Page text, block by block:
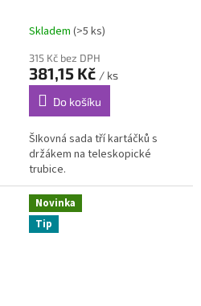
Skladem (>5 ks)
315 Kč bez DPH
381,15 Kč / ks
Do košíku
ŠIkovná sada tří kartáčků s
držákem na teleskopické
trubice.
Novinka
Tip